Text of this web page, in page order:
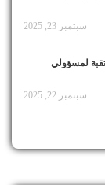
سبتمبر 23, 2025
لمسؤولي
سبتمبر 22, 2025